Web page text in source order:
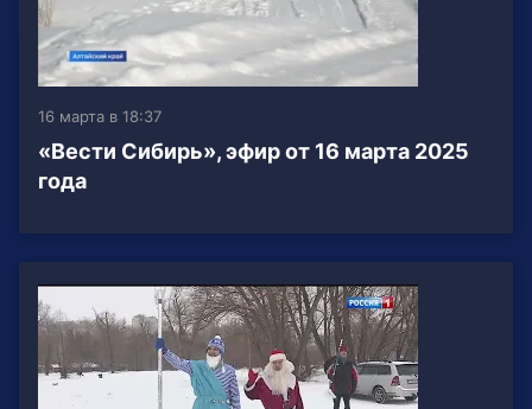
16 марта в 18:37
«Вести Сибирь», эфир от 16 марта 2025
года